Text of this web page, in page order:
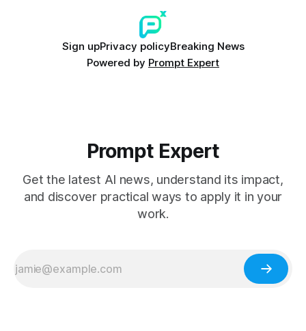
Sign upPrivacy policyBreaking News
Powered by Prompt Expert
Prompt Expert
Get the latest AI news, understand its impact,
and discover practical ways to apply it in your
work.